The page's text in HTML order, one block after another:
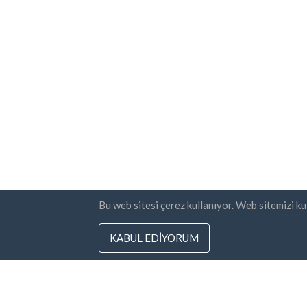
Bu web sitesi çerez kullanıyor. Web sitemizi
KABUL EDIYORUM